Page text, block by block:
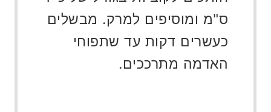
ס"מ ומוסיפים למרק. מבשלים
כעשרים דקות עד שתפוחי
האדמה מתרככים.